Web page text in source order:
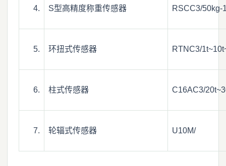
4. S型高精度称重传感器 RSCC3/50kg-
5. 环扭式传感器 RTNC3/
6. 柱式传感器 C16AC3/
7. 轮辐式传感器 U10M/